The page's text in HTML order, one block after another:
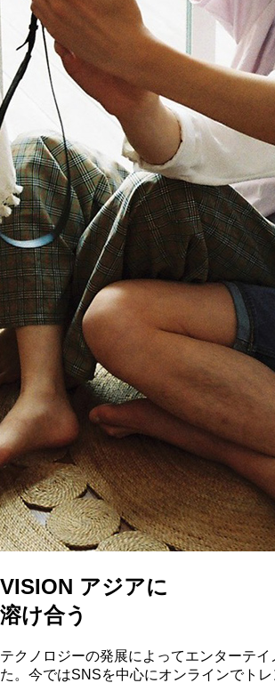
VISION アジアに
溶け合う
テクノロジーの発展によってエンターテ
た。今ではSNSを中心にオンラインでト